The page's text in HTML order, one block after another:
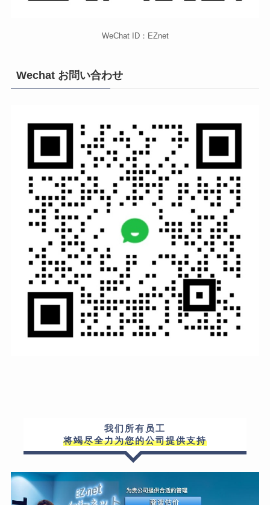
WeChat ID：EZnet
Wechat お問い合わせ
我们所有员工
将竭尽全力为您的公司提供支持